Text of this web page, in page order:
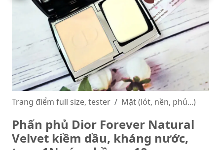
Trang điểm full size, tester Mặt (lót, nền, phủ...)
Phấn phủ Dior Forever Natural
Velvet kiềm dầu, kháng nước,